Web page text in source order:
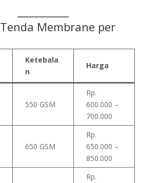
Tenda Membrane per
Ketebala
n
Harga
550 GSM
Rp.
600.000 –
700.000
650 GSM
Rp.
650.000 –
850.000
Rp.